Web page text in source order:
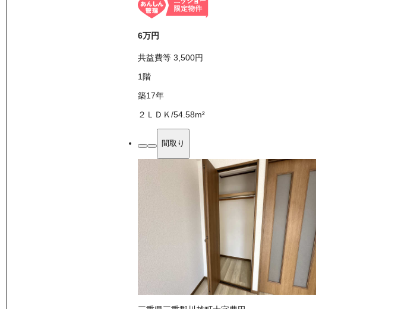
6万円
共益費等 3,500円
1 階
築17年
２ＬＤＫ /54.58m²
間取り